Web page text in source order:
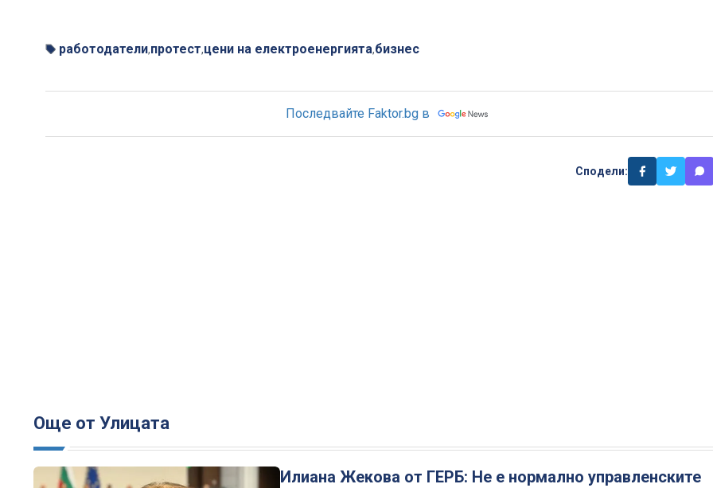
работодатели,протест,цени на електроенергията,бизнес
Последвайте Faktor.bg в
Сподели:
Още от Улицата
Илиана Жекова от ГЕРБ: Не е нормално управленските